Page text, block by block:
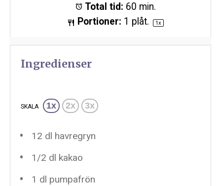
Total tid: 60 min.
Portioner: 1 plåt. 1x
Ingredienser
SKALA 1x 2x 3x
12 dl havregryn
1/2 dl kakao
1 dl pumpafrön